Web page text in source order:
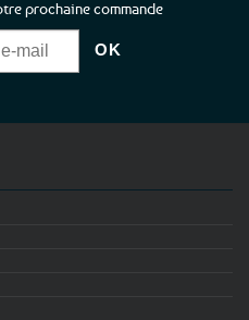
prochaine commande